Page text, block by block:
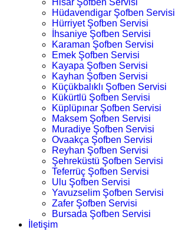
Hüdavendigar Şofben Servisi
Hürriyet Şofben Servisi
İhsaniye Şofben Servisi
Karaman Şofben Servisi
Emek Şofben Servisi
Kayapa Şofben Servisi
Kayhan Şofben Servisi
Küçükbalıklı Şofben Servisi
Kükürtlü Şofben Servisi
Küplüpınar Şofben Servisi
Maksem Şofben Servisi
Muradiye Şofben Servisi
Ovaakça Şofben Servisi
Reyhan Şofben Servisi
Şehreküstü Şofben Servisi
Teferrüç Şofben Servisi
Ulu Şofben Servisi
Yavuzselim Şofben Servisi
Zafer Şofben Servisi
Bursada Şofben Servisi
İletişim